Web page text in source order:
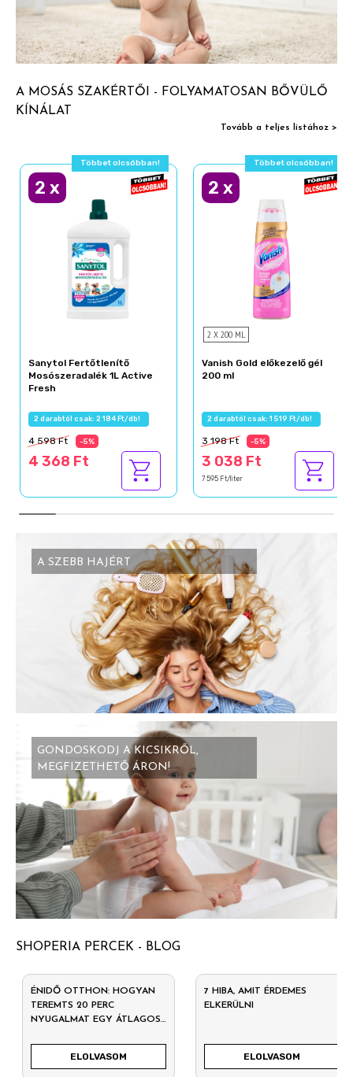
A MOSÁS SZAKÉRTŐI - FOLYAMATOSAN BŐVÜLŐ
KÍNÁLAT
Tovább a teljes listához >
Többet olcsóbban!
2 x
Sanytol Fertőtlenítő
Mosószeradalék 1L Active
Fresh
2 darabtól csak: 2 184 Ft/db!
4 598 Ft -5%
4 368 Ft
Többet olcsóbban!
2 x
2 X 200 ML
Vanish Gold előkezelő gél
200 ml
2 darabtól csak: 1 519 Ft/db!
3 198 Ft -5%
3 038 Ft
7 595 Ft/liter
A SZEBB HAJÉRT
GONDOSKODJ A KICSIKRŐL,
MEGFIZETHETŐ ÁRON!
SHOPERIA PERCEK - BLOG
ÉNIDŐ OTTHON: HOGYAN
TEREMTS 20 PERC
NYUGALMAT EGY ÁTLAGOS
ELOLVASOM
7 HIBA, AMIT ÉRDEMES
ELKERÜLNI
ELOLVASOM